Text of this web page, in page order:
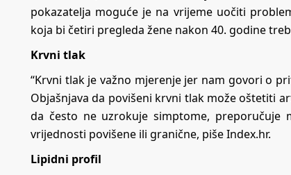
pokazatelja moguće je na vrijeme uočiti
koja bi četiri pregleda žene nakon 40. godine
Krvni tlak
“Krvni tlak je važno mjerenje jer nam govori o
Objašnjava da povišeni krvni tlak može oštetiti
da često ne uzrokuje simptome, preporučuje
vrijednosti povišene ili granične, piše Index.hr.
Lipidni profil